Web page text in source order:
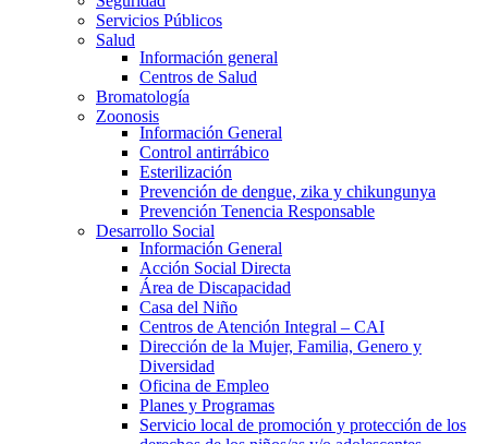
Servicios Públicos
Salud
Información general
Centros de Salud
Bromatología
Zoonosis
Información General
Control antirrábico
Esterilización
Prevención de dengue, zika y chikungunya
Prevención Tenencia Responsable
Desarrollo Social
Información General
Acción Social Directa
Área de Discapacidad
Casa del Niño
Centros de Atención Integral – CAI
Dirección de la Mujer, Familia, Genero y
Diversidad
Oficina de Empleo
Planes y Programas
Servicio local de promoción y protección de los